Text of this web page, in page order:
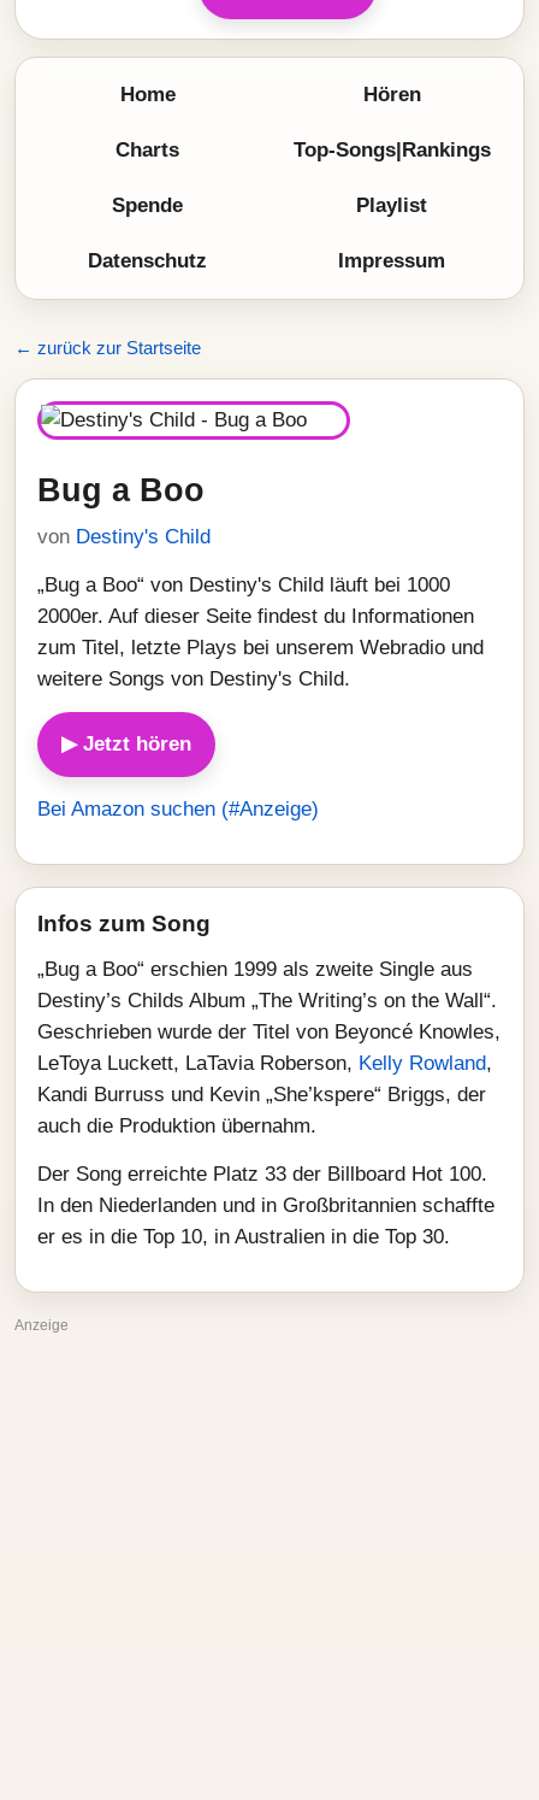
Home Hören
Charts Top-Songs|Rankings
Spende Playlist
Datenschutz Impressum
← zurück zur Startseite
Bug a Boo
von Destiny's Child
„Bug a Boo“ von Destiny's Child läuft bei 1000
2000er. Auf dieser Seite findest du Informationen
zum Titel, letzte Plays bei unserem Webradio und
weitere Songs von Destiny's Child.
▶ Jetzt hören
Bei Amazon suchen (#Anzeige)
Infos zum Song
„Bug a Boo“ erschien 1999 als zweite Single aus
Destiny’s Childs Album „The Writing’s on the Wall“.
Geschrieben wurde der Titel von Beyoncé Knowles,
LeToya Luckett, LaTavia Roberson, Kelly Rowland,
Kandi Burruss und Kevin „She’kspere“ Briggs, der
auch die Produktion übernahm.
Der Song erreichte Platz 33 der Billboard Hot 100.
In den Niederlanden und in Großbritannien schaffte
er es in die Top 10, in Australien in die Top 30.
Anzeige